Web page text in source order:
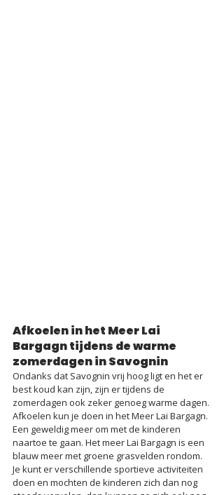
Afkoelen in het Meer Lai
Bargagn tijdens de warme
zomerdagen in Savognin
Ondanks dat Savognin vrij hoog ligt en het er
best koud kan zijn, zijn er tijdens de
zomerdagen ook zeker genoeg warme dagen.
Afkoelen kun je doen in het Meer Lai Bargagn.
Een geweldig meer om met de kinderen
naartoe te gaan. Het meer Lai Bargagn is een
blauw meer met groene grasvelden rondom.
Je kunt er verschillende sportieve activiteiten
doen en mochten de kinderen zich dan nog